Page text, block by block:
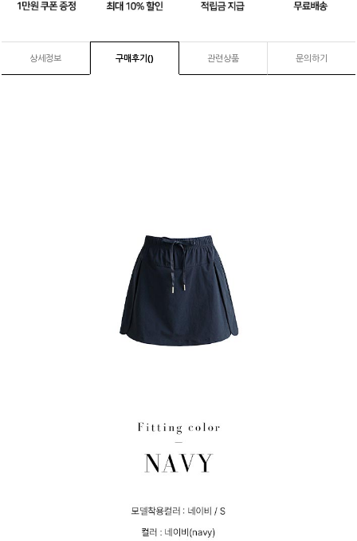
상세정보 구매후기() 관련상품 문의하기